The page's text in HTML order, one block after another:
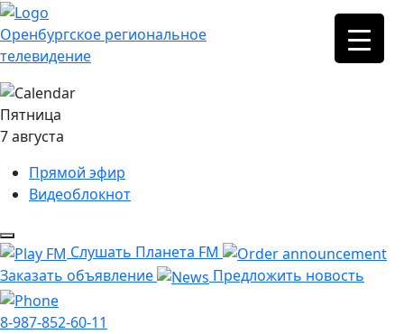
Оренбургское региональное
телевидение
Пятница
7 августа
Прямой эфир
Видеоблокнот
Слушать Планета FM
Заказать объявление
Предложить новость
8-987-852-60-11